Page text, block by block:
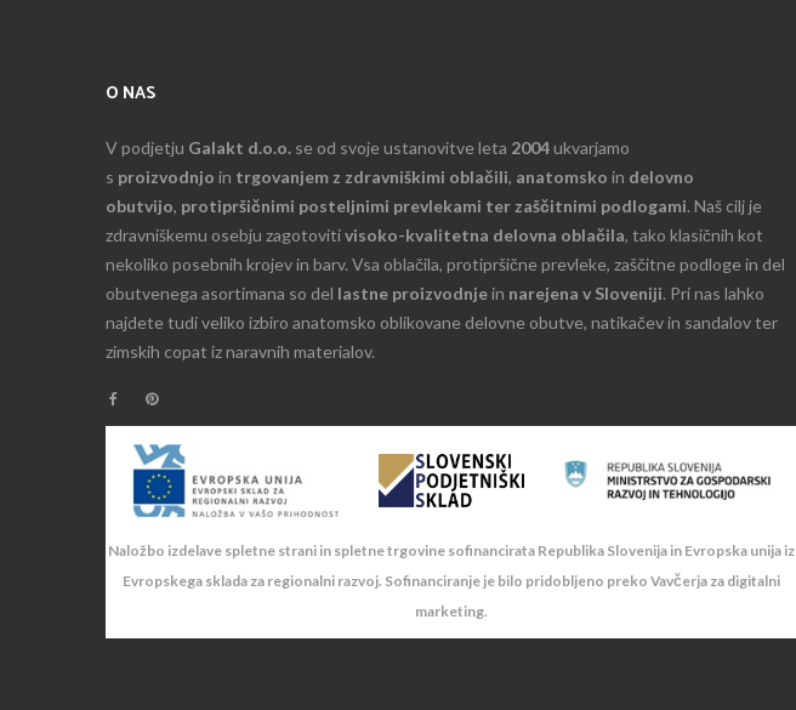
O NAS
V podjetju Galakt d.o.o. se od svoje ustanovitve leta 2004ukvarjamo
s proizvodnjo in trgovanjem z zdravniškimi oblačili, anatomsko in delovno
obutvijo, protipršičnimi posteljnimi prevlekami ter zaščitnimi podlogami. Naš cilj je
zdravniškemu osebju zagotovitivisoko-kvalitetna delovna oblačila, tako klasičnih kot
nekoliko posebnih krojev in barv. Vsa oblačila, protipršične prevleke, zaščitne podloge in del
obutvenega asortimana so del lastne proizvodnjein narejena v Sloveniji. Pri nas lahko
najdete tudi veliko izbiro anatomsko oblikovane delovne obutve, natikačev in sandalov ter
zimskih copat iz naravnih materialov.
Naložbo izdelave spletne strani in spletne trgovine sofinancirata Republika Slovenija in Evropska unija iz
Evropskega sklada za regionalni razvoj. Sofinanciranje je bilo pridobljeno preko Vavčerja za digitalni
marketing.